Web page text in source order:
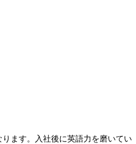
ます。入社後に英語力を磨いてい